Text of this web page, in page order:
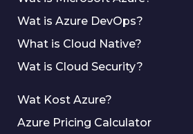
Wat is Azure DevOps?
What is Cloud Native?
Wat is Cloud Security?
Wat Kost Azure?
Azure Pricing Calculator